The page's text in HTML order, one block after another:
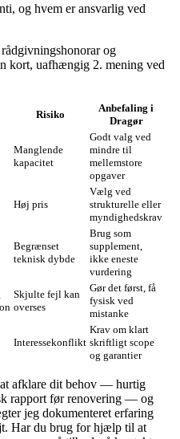
og hvem er ansvarlig ved
og
kort, uafhængig 2. mening ved
Risiko
Anbefaling i
Dragør
Manglende
kapacitet
Godt valg ved
mindre til
mellemstore
opgaver
Høj pris
Vælg ved
strukturelle eller
myndighedskrav
Begrænset
teknisk dybde
Brug som
supplement,
ikke eneste
vurdering
Skjulte fejl kan
overses
Gør det først, få
fysisk ved
mistanke
Interessekonflikt
Krav om klart
skriftligt scope
og garantier
afklare dit behov — hurtig
rapport før renovering — og
jeg dokumenteret erfaring
Har du brug for hjælp til at